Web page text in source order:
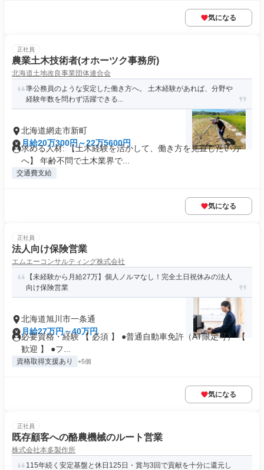
気になる
正社員
農業土木技術者(オホーツク事務所)
北海道土地改良事業団体連合会
準公務員のような安定した働き方へ。 土木経験があれば、分野や
経験年数を問わず活躍できる...
北海道網走市新町
月給20万300円～22万5600円
求める人材: 【土木経験を活かして、働き方を見直したい方
へ】 年齢不問で土木業界で...
交通費支給
気になる
正社員
法人向け保険営業
エムエーコンサルティング株式会社
【未経験から月給27万】個人ノルマなし！完全土日祝休みの法人
向け保険営業
北海道旭川市一条通
月給27万円～40万円
必要資格・経験 【 必須 】 ●普通自動車免許（AT限定可） 【
歓迎 】 ●フ...
資格取得支援あり +5個
気になる
正社員
既存顧客への酪農機械のルート営業
株式会社本多製作所
115年続く安定基盤と休日125日・賞与3回で貢献を十分に還元し